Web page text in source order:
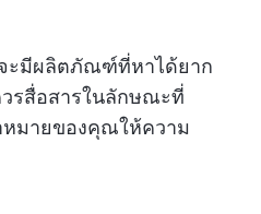
ะมีผลิตภัณฑ์ที่หาได้ยาก
วรสื่อสารในลักษณะที่
หมายของคุณให้ความ